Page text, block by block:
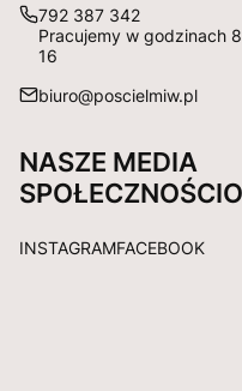
792 387 342
Pracujemy w godzinach
16
biuro@poscielmiw.pl
NASZE MEDIA
INSTAGRAMFACEBOOK